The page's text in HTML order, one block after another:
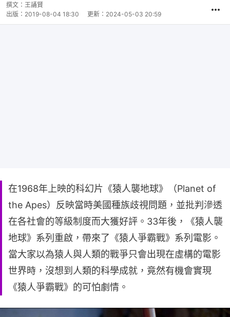
撰文： 王誦賢
出版： 2019-08-04 18:30 更新： 2024-05-03 20:59
在1968年上映的科幻片《猿人襲地球》（Planet of
the Apes）反映當時美國種族歧視問題，並批判滲透
在各社會的等級制度而大獲好評。33年後，《猿人襲
地球》系列重啟，帶來了《猿人爭霸戰》系列電影。
當大家以為猿人與人類的戰爭只會出現在虛構的電影
世界時，沒想到人類的科學成就，竟然有機會實現
《猿人爭霸戰》的可怕劇情。